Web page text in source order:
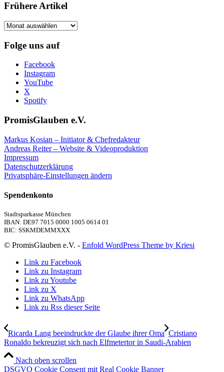
Frühere Artikel
Frühere
Folge uns auf
Facebook
Instagram
YouTube
X
Spotify
PromisGlauben e.V.
Markus Kosian – Initiator & Chefredakteur
Andreas Reiter – Website & Videoproduktion
Impressum
Datenschutzerklärung
Privatsphäre-Einstellungen ändern
Spendenkonto
Stadtsparkasse München
IBAN: DE97 7015 0000 1005 0614 01
BIC: SSKMDEMMXXX
© PromisGlauben e.V. - Enfold WordPress Theme by Kriesi
Link zu Facebook
Link zu Instagram
Link zu Youtube
Link zu X
Link zu WhatsApp
Link zu Rss dieser Seite
Ricarda Lang beeindruckte der Glaube ihrer Oma Cristiano
Ronaldo bekreuzigt sich nach Elfmetertor in Saudi-Arabien
Nach oben scrollen
DSGVO Cookie Consent mit Real Cookie Banner